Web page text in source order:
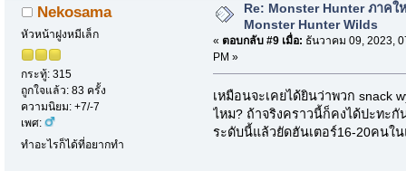
Nekosama
หัวหน้าฝูงหมีเล็ก
กระทู้: 315
ถูกใจแล้ว: 83 ครั้ง
ความนิยม: +7/-7
เพศ:
ทำอะไรก็ได้ที่อยากทำ
Re: Monster Hunter ภาคใ
Monster Hunter Wilds
« ตอบกลับ #9 เมื่อ: ธันวาคม 09, 2023,
PM »
เหมือนจะเคยได้ยินว่าพวก snack
ไหม? ถ้าจริงคราวนี้ก็คงได้ปะทะ
ระดับนี้แล้วยัดฮันเตอร์16-20คนใ